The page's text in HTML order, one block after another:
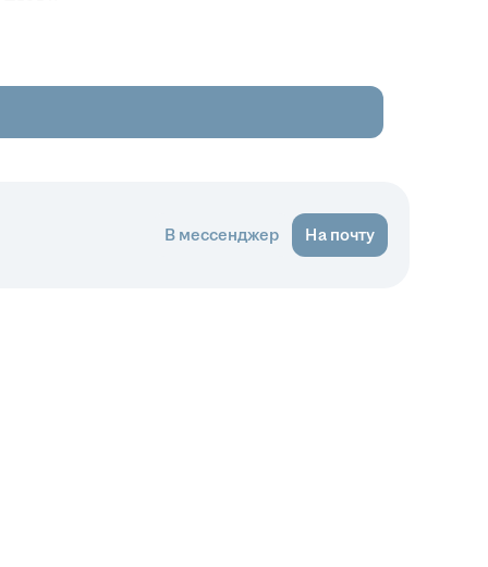
В мессенджер На почту